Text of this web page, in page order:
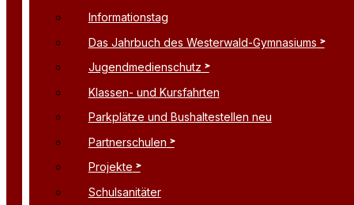
Informationstag
Das Jahrbuch des Westerwald-Gymnasiums
Jugendmedienschutz
Klassen- und Kursfahrten
Parkplätze und Bushaltestellen neu
Partnerschulen
Projekte
Schulsanitäter